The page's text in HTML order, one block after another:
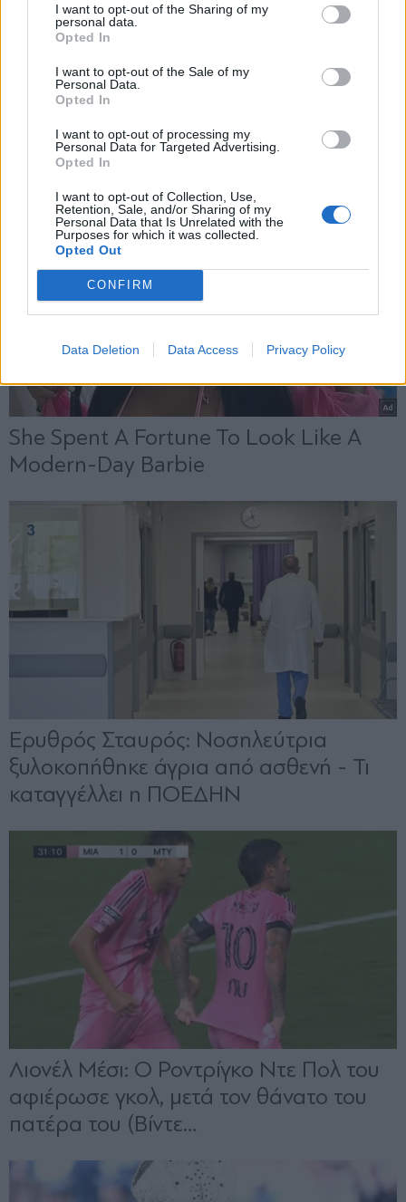
I want to opt-out of the Sharing of my
personal data.
Opted In
I want to opt-out of the Sale of my
Personal Data.
Opted In
I want to opt-out of processing my
Personal Data for Targeted Advertising.
Opted In
I want to opt-out of Collection, Use,
Retention, Sale, and/or Sharing of my
Personal Data that Is Unrelated with the
Purposes for which it was collected.
Opted Out
CONFIRM
Data Deletion Data Access Privacy Policy
Αποδέχομαι τους
και την πολιτική απορρήτου
X